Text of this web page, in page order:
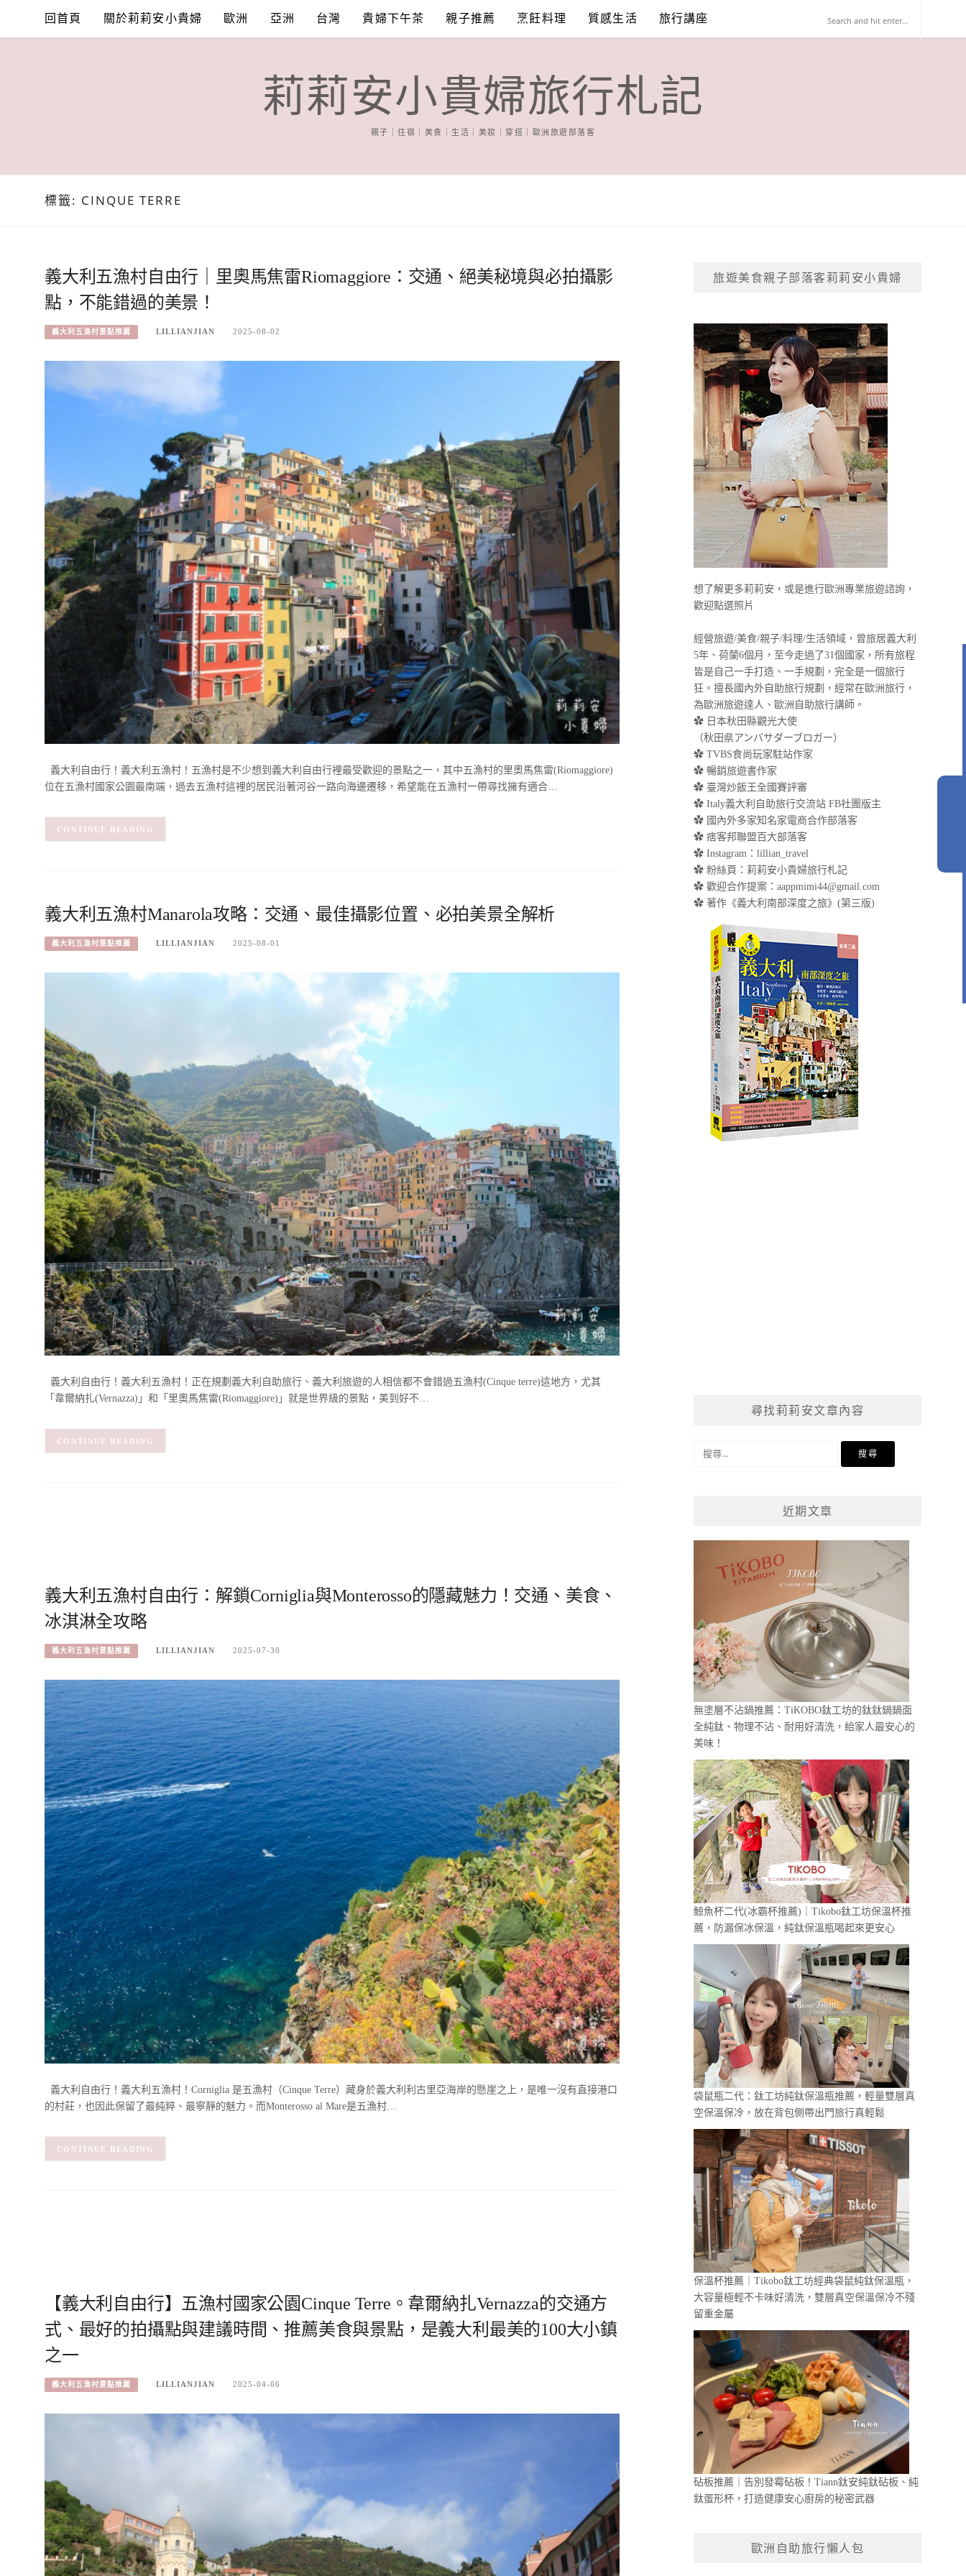
回首頁 關於莉莉安小貴婦 歐洲 亞洲 台灣 貴婦下午茶 親子推薦 烹飪料理 質感生活 旅行講座
莉莉安小貴婦旅行札記
親子｜住宿｜美食｜生活｜美妝｜穿搭｜歐洲旅遊部落客
標籤: CINQUE TERRE
義大利五漁村自由行｜里奧馬焦雷Riomaggiore：交通、絕美秘境與必拍攝影
點，不能錯過的美景！
義大利五漁村景點推薦 LILLIANJIAN 2025-08-02
義大利自由行！義大利五漁村！五漁村是不少想到義大利自由行裡最受歡迎的景點之一，其中五漁村的里奧馬焦雷(Riomaggiore)
位在五漁村國家公園最南端，過去五漁村這裡的居民沿著河谷一路向海邊遷移，希望能在五漁村一帶尋找擁有適合…
CONTINUE READING
義大利五漁村Manarola攻略：交通、最佳攝影位置、必拍美景全解析
義大利五漁村景點推薦 LILLIANJIAN 2025-08-01
義大利自由行！義大利五漁村！正在規劃義大利自助旅行、義大利旅遊的人相信都不會錯過五漁村(Cinque terre)這地方，尤其
「韋爾納扎(Vernazza)」和「里奧馬焦雷(Riomaggiore)」就是世界級的景點，美到好不…
CONTINUE READING
義大利五漁村自由行：解鎖Corniglia與Monterosso的隱藏魅力！交通、美食、
冰淇淋全攻略
義大利五漁村景點推薦 LILLIANJIAN 2025-07-30
義大利自由行！義大利五漁村！Corniglia 是五漁村（Cinque Terre）藏身於義大利利古里亞海岸的懸崖之上，是唯一沒有直接港口
的村莊，也因此保留了最純粹、最寧靜的魅力。而Monterosso al Mare是五漁村…
CONTINUE READING
【義大利自由行】五漁村國家公園Cinque Terre。韋爾納扎Vernazza的交通方
式、最好的拍攝點與建議時間、推薦美食與景點，是義大利最美的100大小鎮
之一
義大利五漁村景點推薦 LILLIANJIAN 2025-04-06
旅遊美食親子部落客莉莉安小貴婦
想了解更多莉莉安，或是進行歐洲專業旅遊諮詢，
歡迎點選照片
經營旅遊/美食/親子/料理/生活領域，曾旅居義大利
5年、荷蘭6個月，至今走過了31個國家，所有旅程
皆是自己一手打造、一手規劃，完全是一個旅行
狂。擅長國內外自助旅行規劃，經常在歐洲旅行，
為歐洲旅遊達人、歐洲自助旅行講師。
✿ 日本秋田縣觀光大使
（秋田県アンバサダーブロガー）
✿ TVBS食尚玩家駐站作家
✿ 暢銷旅遊書作家
✿ 臺灣炒飯王全國賽評審
✿ Italy義大利自助旅行交流站 FB社團版主
✿ 國內外多家知名家電商合作部落客
✿ 痞客邦聯盟百大部落客
✿Instagram：lillian_travel
✿粉絲頁：莉莉安小貴婦旅行札記
✿ 歡迎合作提案：aappmimi44@gmail.com
✿ 著作《義大利南部深度之旅》(第三版)
尋找莉莉安文章內容
近期文章
無塗層不沾鍋推薦：TiKOBO鈦工坊的鈦鈦鍋鍋面
全純鈦、物理不沾、耐用好清洗，給家人最安心的
美味！
鯨魚杯二代(冰霸杯推薦)｜Tikobo鈦工坊保溫杯推
薦，防漏保冰保溫，純鈦保溫瓶喝起來更安心
袋鼠瓶二代：鈦工坊純鈦保溫瓶推薦，輕量雙層真
空保溫保冷，放在背包側帶出門旅行真輕鬆
保溫杯推薦｜Tikobo鈦工坊經典袋鼠純鈦保溫瓶，
大容量極輕不卡味好清洗，雙層真空保溫保冷不殘
留重金屬
砧板推薦｜告別發霉砧板！Tiann鈦安純鈦砧板、純
鈦蛋形杯，打造健康安心廚房的秘密武器
歐洲自助旅行懶人包